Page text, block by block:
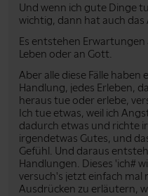
Und wenn ich gute Dinge
wichtig, dann hat auch das
Es entstehen
Leben oder an Gott.
Aber alle diese Fälle haben
Handlung, jedes Erleben,
heraus tue oder erlebe,
Ich tue etwas, weil ich
dadurch etwas und richte
irgendetwas Gutes, und
Gefühl. Und daraus
Handlungen. Dieses 'ich#
versuch's jetzt einfach mal
Ausdrücken zu erläutern,